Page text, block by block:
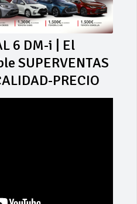
6 DM-i | El
SUPERVENTAS
PRECIO